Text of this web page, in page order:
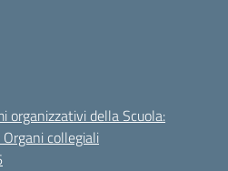
organizzativi della Scuola:
collegiali